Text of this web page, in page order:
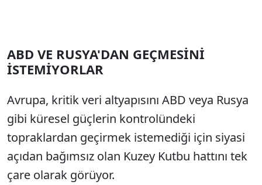
ABD VE RUSYA'DAN GEÇMESİNİ
İSTEMİYORLAR
Avrupa, kritik veri altyapısını ABD veya Rusya
gibi küresel güçlerin kontrolündeki
topraklardan geçirmek istemediği için siyasi
açıdan bağımsız olan Kuzey Kutbu hattını tek
çare olarak görüyor.